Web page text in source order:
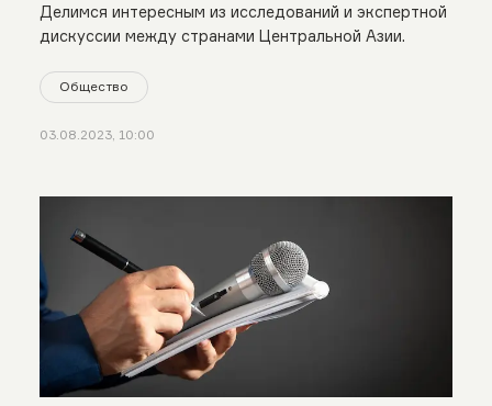
Делимся интересным из исследований и экспертной
дискуссии между странами Центральной Азии.
Общество
03.08.2023, 10:00